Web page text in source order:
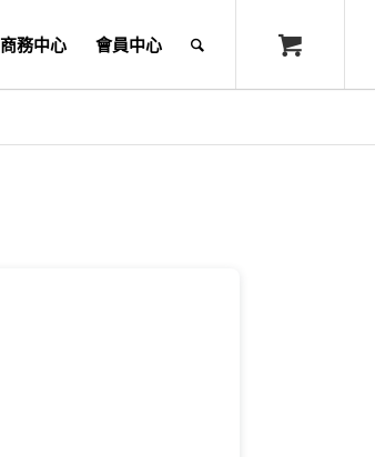
商務中心 會員中心